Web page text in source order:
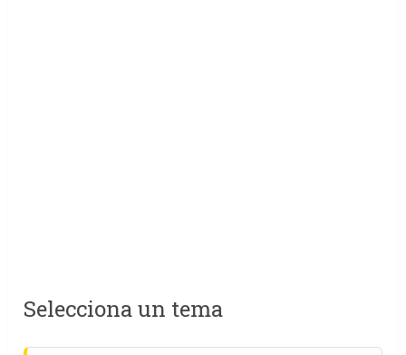
Selecciona un tema